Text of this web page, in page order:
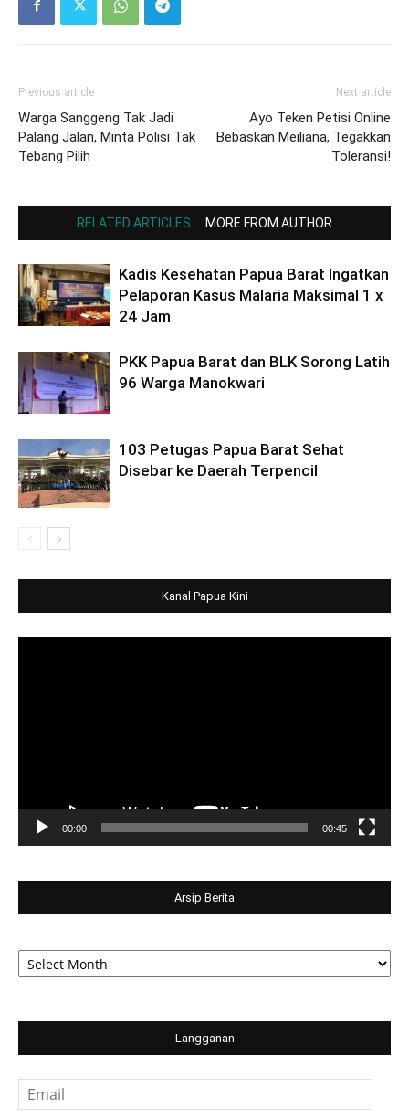
Previous article
Warga Sanggeng Tak Jadi
Palang Jalan, Minta Polisi Tak
Tebang Pilih
Next article
Ayo Teken Petisi Online
Bebaskan Meiliana, Tegakkan
Toleransi!
RELATED ARTICLES MORE FROM AUTHOR
Kadis Kesehatan Papua Barat Ingatkan
Pelaporan Kasus Malaria Maksimal 1 x
24 Jam
PKK Papua Barat dan BLK Sorong Latih
96 Warga Manokwari
103 Petugas Papua Barat Sehat
Disebar ke Daerah Terpencil
Kanal Papua Kini
00:00 00:45
Arsip Berita
Arsip
Berita
Langganan
Email